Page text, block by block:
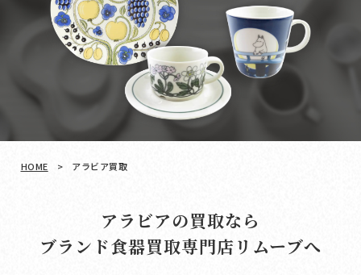
HOME > アラビア買取
アラビアの買取なら
ブランド食器買取専門店リムーブへ